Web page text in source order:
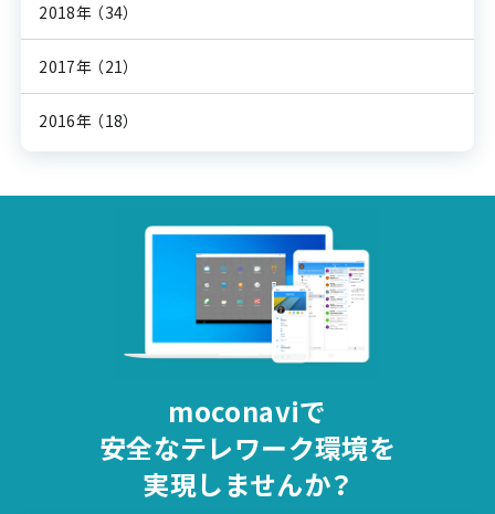
2018年 （34）
2017年 （21）
2016年 （18）
moconaviで
安全なテレワーク環境を
実現しませんか？